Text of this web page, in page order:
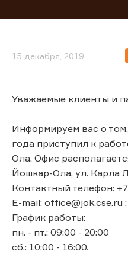
15 декабря, 2019
Уважаемые клиенты и
Информируем вас о
года приступил к
Ола. Офис
Йошкар-Ола, ул. Карла
Контактный телефон:
E-mail: office@jok.cse.ru ;
График работы:
пн. - пт.: 09:00 - 20:00
сб.: 10:00 - 16:00.